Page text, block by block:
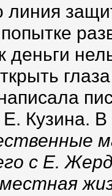
линия
деньги
Е. Кузина.
с Е.